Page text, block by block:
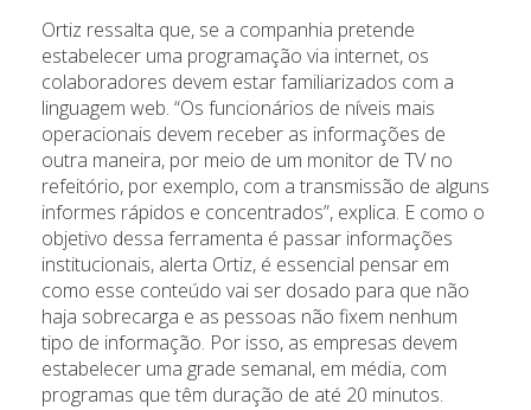
Ortiz ressalta que, se a companhia pretende
estabelecer uma programação via internet, os
colaboradores devem estar familiarizados com a
linguagem web. “Os funcionários de níveis mais
operacionais devem receber as informações de
outra maneira, por meio de um monitor de TV no
refeitório, por exemplo, com a transmissão de alguns
informes rápidos e concentrados”, explica. E como o
objetivo dessa ferramenta é passar informações
institucionais, alerta Ortiz, é essencial pensar em
como esse conteúdo vai ser dosado para que não
haja sobrecarga e as pessoas não fixem nenhum
tipo de informação. Por isso, as empresas devem
estabelecer uma grade semanal, em média, com
programas que têm duração de até 20 minutos.